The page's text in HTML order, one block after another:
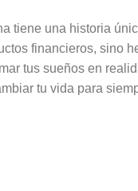
tiene una historia
financieros, sino
tus sueños en
tu vida para